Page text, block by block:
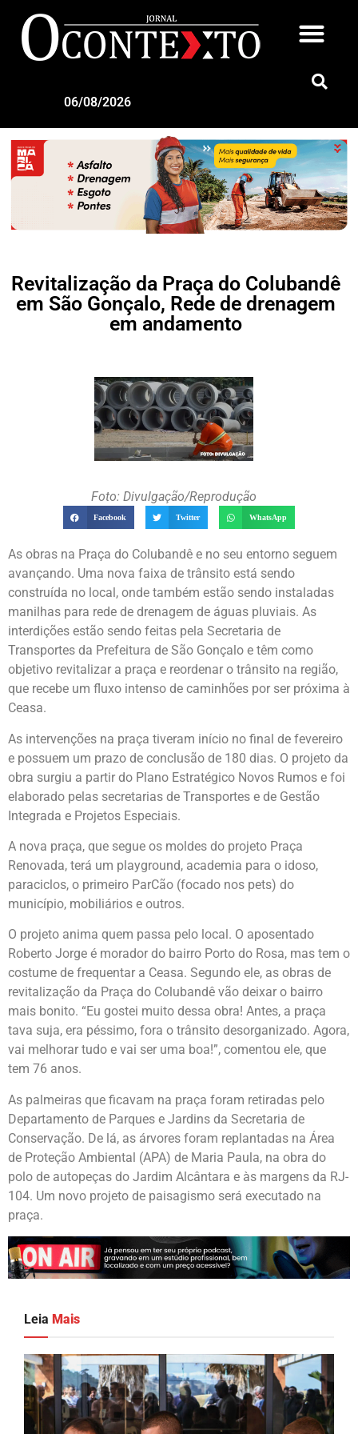
06/08/2026
Revitalização da Praça do Colubandê
em São Gonçalo, Rede de drenagem
em andamento
Foto: Divulgação/Reprodução
Facebook Twitter WhatsApp
As obras na Praça do Colubandê e no seu entorno seguem
avançando. Uma nova faixa de trânsito está sendo
construída no local, onde também estão sendo instaladas
manilhas para rede de drenagem de águas pluviais. As
interdições estão sendo feitas pela Secretaria de
Transportes da Prefeitura de São Gonçalo e têm como
objetivo revitalizar a praça e reordenar o trânsito na região,
que recebe um fluxo intenso de caminhões por ser próxima à
Ceasa.
As intervenções na praça tiveram início no final de fevereiro
e possuem um prazo de conclusão de 180 dias. O projeto da
obra surgiu a partir do Plano Estratégico Novos Rumos e foi
elaborado pelas secretarias de Transportes e de Gestão
Integrada e Projetos Especiais.
A nova praça, que segue os moldes do projeto Praça
Renovada, terá um playground, academia para o idoso,
paraciclos, o primeiro ParCão (focado nos pets) do
município, mobiliários e outros.
O projeto anima quem passa pelo local. O aposentado
Roberto Jorge é morador do bairro Porto do Rosa, mas tem o
costume de frequentar a Ceasa. Segundo ele, as obras de
revitalização da Praça do Colubandê vão deixar o bairro
mais bonito. “Eu gostei muito dessa obra! Antes, a praça
tava suja, era péssimo, fora o trânsito desorganizado. Agora,
vai melhorar tudo e vai ser uma boa!”, comentou ele, que
tem 76 anos.
As palmeiras que ficavam na praça foram retiradas pelo
Departamento de Parques e Jardins da Secretaria de
Conservação. De lá, as árvores foram replantadas na Área
de Proteção Ambiental (APA) de Maria Paula, na obra do
polo de autopeças do Jardim Alcântara e às margens da RJ-
104. Um novo projeto de paisagismo será executado na
praça.
Leia Mais